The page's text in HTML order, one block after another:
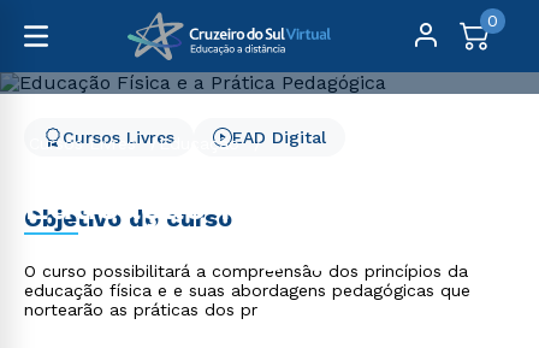
0
Cursos Livres
Educação
Educação Física e a
Prática Pedagógica
Cursos Livres EAD Digital
Objetivo do curso
O curso possibilitará a compreensão dos princípios da
educação física e e suas abordagens pedagógicas que
nortearão as práticas dos pr